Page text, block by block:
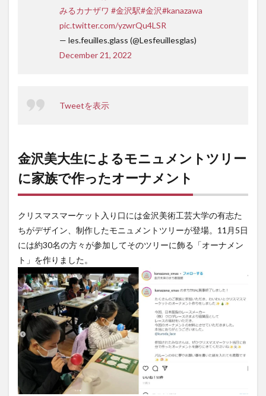
みるカナザワ #金沢駅#金沢#kanazawa
pic.twitter.com/yzwrQu4LSR
— les.feuilles.glass (@Lesfeuillesglas)
December 21, 2022
Tweetを表示
金沢美大生によるモニュメントツリー
に家族で作ったオーナメント
クリスマスマーケット入り口には金沢美術工芸大学の有志た
ちがデザイン、制作したモニュメントツリーが登場。11月5日
には約30名の方々が参加してそのツリーに飾る「オーナメン
ト」を作りました。